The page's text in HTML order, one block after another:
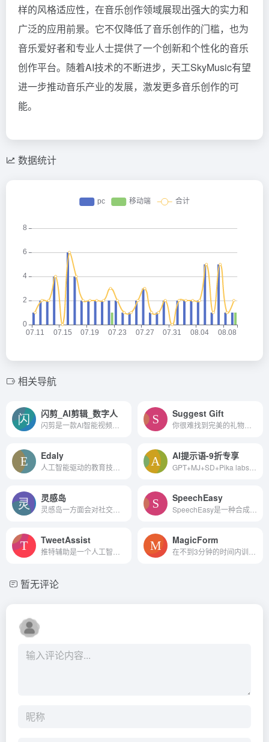
样的风格适应性，在音乐创作领域展现出强大的实力和
广泛的应用前景。它不仅降低了音乐创作的门槛，也为
音乐爱好者和专业人士提供了一个创新和个性化的音乐
创作平台。随着AI技术的不断进步，天工SkyMusic有望
进一步推动音乐产业的发展，激发更多音乐创作的可
能。
数据统计
相关导航
闪剪_AI剪辑_数字人 Suggest Gift
Edaly AI提示语-9折专享
灵感岛 SpeechEasy
TweetAssist MagicForm
暂无评论